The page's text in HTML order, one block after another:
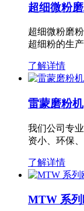
超细微粉
超细微粉磨
超细粉的生
了解详情
雷蒙磨粉机
我们公司专
资小、环保
了解详情
MTW 系